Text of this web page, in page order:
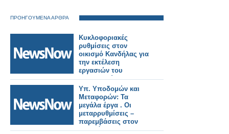
ΠΡΟΗΓΟΥΜΕΝΑ ΑΡΘΡΑ
Κυκλοφοριακές
ρυθμίσεις στον
οικισμό Κανδήλας για
την εκτέλεση
εργασιών του
βιολογικού
καθαρισμού της
Αλυζίας.
Υπ. Υποδομών και
Μεταφορών: Τα
μεγάλα έργα . Οι
μεταρρυθμίσεις –
παρεμβάσεις στον
Σιδηρόδρομο.